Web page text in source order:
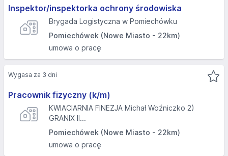
Inspektor/inspektorka ochrony środowiska
Brygada Logistyczna w Pomiechówku
Pomiechówek (Nowe Miasto - 22km)
umowa o pracę
Pracownik fizyczny (k/m)
KWIACIARNIA FINEZJA Michał Woźniczko 2)
GRANIX II...
Pomiechówek (Nowe Miasto - 22km)
umowa o pracę
Wygasa za 3 dni